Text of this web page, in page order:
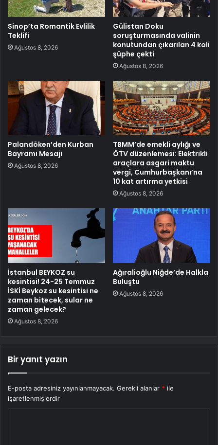
Sinop’ta Romantik Evlilik
Teklifi
Ağustos 8, 2026
Gülistan Doku
soruşturmasında valinin
konutundan çıkarılan 4 koli
şüphe çekti
Ağustos 8, 2026
Palandöken’den Kurban
Bayramı Mesajı
Ağustos 8, 2026
TBMM’de emekli aylığı ve
ÖTV düzenlemesi: Elektrikli
araçlara asgari maktu
vergi, Cumhurbaşkanı’na
10 kat artırma yetkisi
Ağustos 8, 2026
İstanbul BEYKOZ su
kesintisi! 24-25 Temmuz
İSKİ Beykoz su kesintisi ne
zaman bitecek, sular ne
zaman gelecek?
Ağustos 8, 2026
Ağıralioğlu Niğde’de Halkla
Buluştu
Ağustos 8, 2026
Bir yanıt yazın
E-posta adresiniz yayınlanmayacak. Gerekli alanlar * ile
işaretlenmişlerdir